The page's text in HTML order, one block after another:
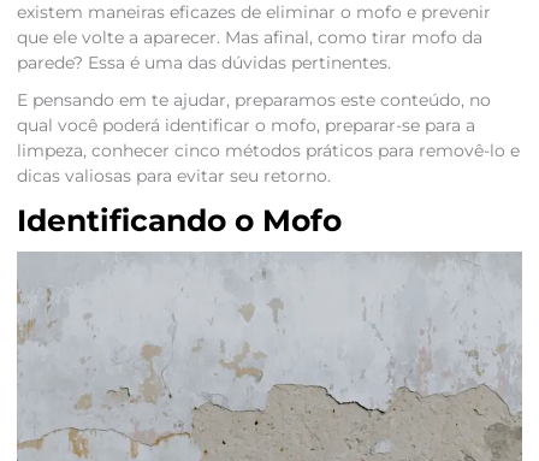
existem maneiras eficazes de eliminar o mofo e prevenir
que ele volte a aparecer. Mas afinal, como tirar mofo da
parede? Essa é uma das dúvidas pertinentes.
E pensando em te ajudar, preparamos este conteúdo, no
qual você poderá identificar o mofo, preparar-se para a
limpeza, conhecer cinco métodos práticos para removê-lo e
dicas valiosas para evitar seu retorno.
Identificando o Mofo